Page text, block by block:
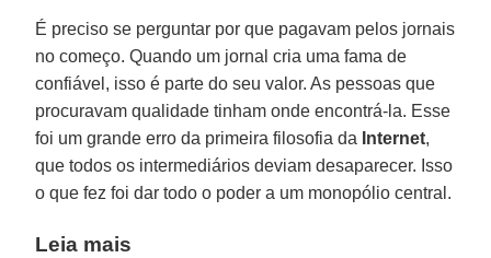
É preciso se perguntar por que pagavam pelos jornais
no começo. Quando um jornal cria uma fama de
confiável, isso é parte do seu valor. As pessoas que
procuravam qualidade tinham onde encontrá-la. Esse
foi um grande erro da primeira filosofia da Internet,
que todos os intermediários deviam desaparecer. Isso
o que fez foi dar todo o poder a um monopólio central.
Leia mais